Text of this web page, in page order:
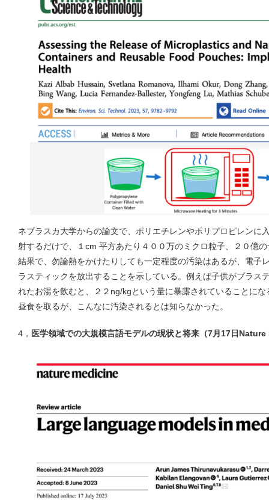
ネブラスカ大学からの論文で、ポリエチレンやポリプロピレンに
射するだけで、１cm 平方あたり４００万のミクロ粒子、２０億
結果で、勿論熱をかけたりしても一定程度の汚染はあるが、電子
ラスティックを放出することを示している。例えば子供がプラス
れたお湯を飲むと、２２ng/kgという量に暴露されていることに
昼食を取るが、こんなに汚染されるとは知らなかった。
4， 医学領域での大規模言語モデルの現状と将来（7月17日